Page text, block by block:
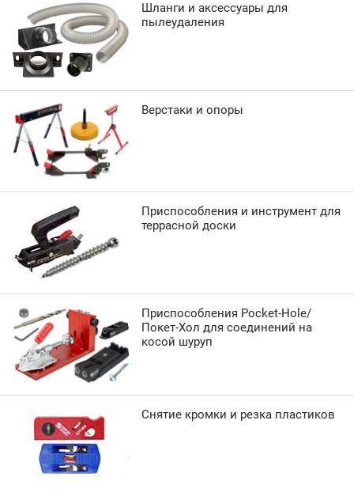
Шланги и аксессуары для
пылеудаления
Верстаки и опоры
Приспособления и инструмент для
террасной доски
Приспособления Pocket-Hole/
Покет-Хол для соединений на
косой шуруп
Снятие кромки и резка пластиков